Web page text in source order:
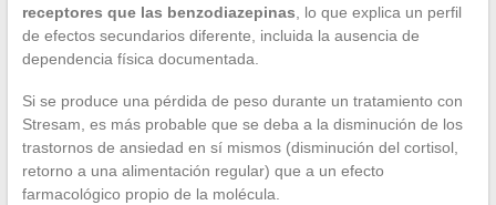
receptores que las benzodiazepinas , lo que explica un perfil
de efectos secundarios diferente, incluida la ausencia de
dependencia física documentada.
Si se produce una pérdida de peso durante un tratamiento con
Stresam, es más probable que se deba a la disminución de los
trastornos de ansiedad en sí mismos (disminución del cortisol,
retorno a una alimentación regular) que a un efecto
farmacológico propio de la molécula.